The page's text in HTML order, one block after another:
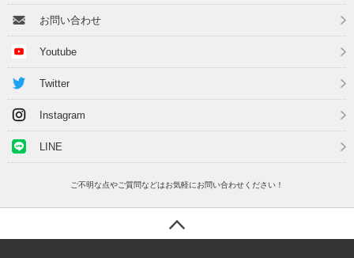
お問い合わせ
Youtube
Twitter
Instagram
LINE
ご不明な点やご質問などはお気軽にお問い合わせください！